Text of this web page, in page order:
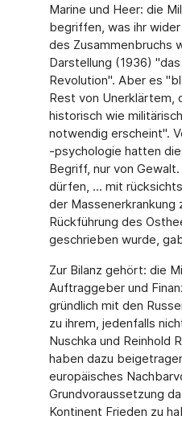
Marine und Heer: die
begriffen, was ihr
des Zusammenbruchs
Darstellung (1936)
Revolution". Aber es
Rest von Unerklärtem,
historisch wie
notwendig erscheint".
-psychologie hatten
Begriff, nur von
dürfen, ... mit
der Massenerkrankung
Rückführung des
geschrieben wurde,
Zur Bilanz gehört: die
Auftraggeber und
gründlich mit den
zu ihrem, jedenfalls
Nuschka und Reinhold
haben dazu
europäisches
Grundvoraussetzung
Kontinent Frieden zu